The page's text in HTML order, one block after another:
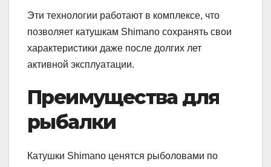
Эти технологии работают в комплексе, что
позволяет катушкам Shimano сохранять свои
характеристики даже после долгих лет
активной эксплуатации.
Преимущества для
рыбалки
Катушки Shimano ценятся рыболовами по